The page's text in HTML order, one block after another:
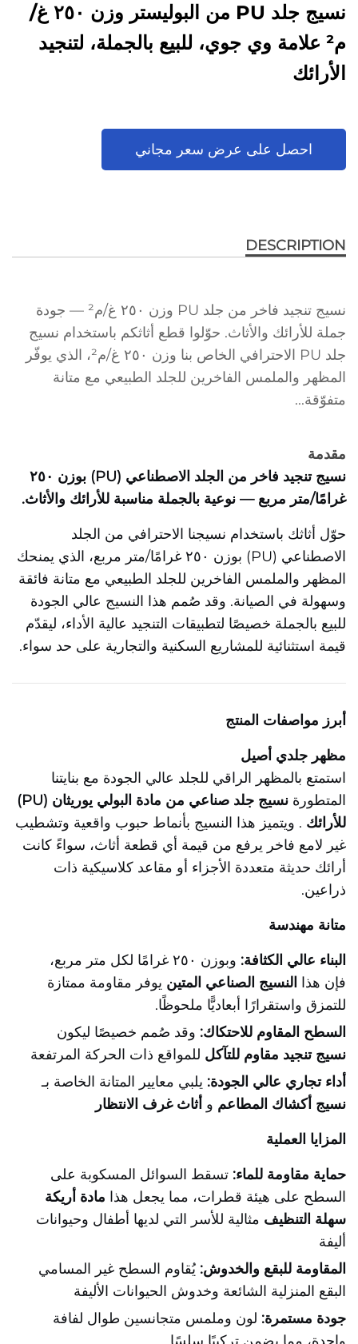
نسيج جلد PU من البوليستر وزن ٢٥٠ غ/
م² علامة وي جوي، للبيع بالجملة، لتنجيد
الأرائك
احصل على عرض سعر مجاني
DESCRIPTION
نسيج تنجيد فاخر من جلد PU وزن ٢٥٠ غ/م² — جودة
جملة للأرائك والأثاث. حوّلوا قطع أثاثكم باستخدام نسيج
جلد PU الاحترافي الخاص بنا وزن ٢٥٠ غ/م²، الذي يوفّر
المظهر والملمس الفاخرين للجلد الطبيعي مع متانة
متفوّقة...
مقدمة
نسيج تنجيد فاخر من الجلد الاصطناعي (PU) بوزن ٢٥٠
غرامًا/متر مربع — نوعية بالجملة مناسبة للأرائك والأثاث.
حوّل أثاثك باستخدام نسيجنا الاحترافي من الجلد
الاصطناعي (PU) بوزن ٢٥٠ غرامًا/متر مربع، الذي يمنحك
المظهر والملمس الفاخرين للجلد الطبيعي مع متانة فائقة
وسهولة في الصيانة. وقد صُمم هذا النسيج عالي الجودة
للبيع بالجملة خصيصًا لتطبيقات التنجيد عالية الأداء، ليقدّم
قيمة استثنائية للمشاريع السكنية والتجارية على حد سواء.
أبرز مواصفات المنتج
مظهر جلدي أصيل
استمتع بالمظهر الراقي للجلد عالي الجودة مع بنايتنا
المتطورة
نسيج جلد صناعي من مادة البولي يوريثان (PU)
للأرائك . ويتميز هذا النسيج بأنماط حبوب واقعية وتشطيب
غير لامع فاخر يرفع من قيمة أي قطعة أثاث، سواءً كانت
أرائك حديثة متعددة الأجزاء أو مقاعد كلاسيكية ذات
ذراعين.
متانة مهندسة
البناء عالي الكثافة:
وبوزن ٢٥٠ غرامًا لكل متر مربع،
فإن هذا النسيج الصناعي المتين يوفر مقاومة ممتازة
للتمزق واستقرارًا أبعاديًّا ملحوظًا.
السطح المقاوم للاحتكاك: وقد صُمم خصيصًا ليكون
نسيج تنجيد مقاوم للتآكل للمواقع ذات الحركة المرتفعة
أداء تجاري عالي الجودة: يلبي معايير المتانة الخاصة بـ
نسيج أكشاك المطاعم و أثاث غرف الانتظار
المزايا العملية
حماية مقاومة للماء: تسقط السوائل المسكوبة على
السطح على هيئة قطرات، مما يجعل هذا مادة أريكة
سهلة التنظيف مثالية للأسر التي لديها أطفال وحيوانات
أليفة
المقاومة للبقع والخدوش: يُقاوم السطح غير المسامي
البقع المنزلية الشائعة وخدوش الحيوانات الأليفة
جودة مستمرة: لون وملمس متجانسين طوال لفافة